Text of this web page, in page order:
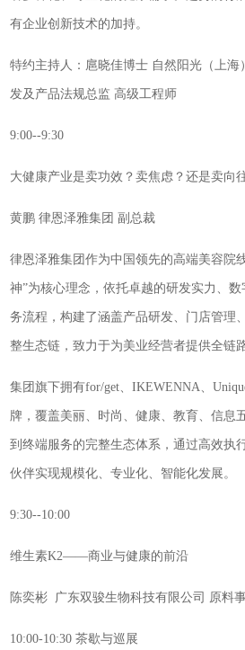
有企业创新技术的加持。
特约主持人：扈晓佳博士 自然阳光（上
发及产品法规总监 高级工程师
9:00--9:30
大健康产业是卖功效？卖焦虑？还是卖向
黄鹏 律恩泽雅集团 副总裁
律恩泽雅集团作为中国领先的高端美容院
神”为核心理念，依托卓越的研发实力、
务流程，构建了涵盖产品研发、门店管理
整生态链，致力于为美业经营者提供全链
集团旗下拥有for/get、IKEWENNA、
牌，覆盖美丽、时尚、健康、教育、信息
到终端服务的完整生态体系，通过高效执
伙伴实现规模化、专业化、智能化发展。
9:30--10:00
维生素K2——商业与健康的前沿
陈奕彬 广东双骏生物科技有限公司 原料
10:00-10:30 茶歇与巡展